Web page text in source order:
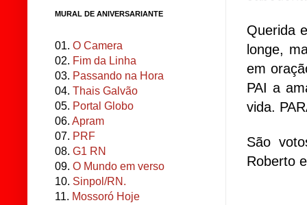
Querida
longe,
em
PAI a
vida.
São
Roberto
MURAL DE ANIVERSARIANTE
01. O Camera
02. Fim da Linha
03. Passando na Hora
04. Thais Galvão
05. Portal Globo
06. Apram
07. PRF
08. G1 RN
09. O Mundo em verso
10. Sinpol/RN.
11. Mossoró Hoje